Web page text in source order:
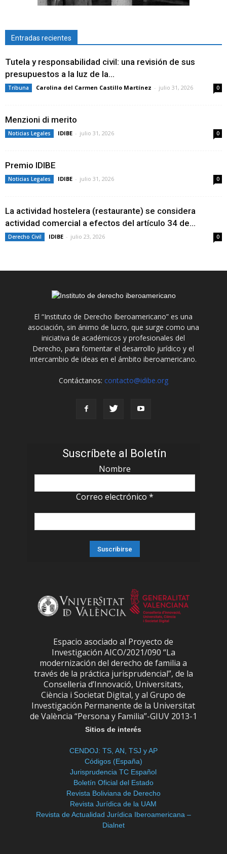
Entradas recientes
Tutela y responsabilidad civil: una revisión de sus
presupuestos a la luz de la...
Tribuna Carolina del Carmen Castillo Martínez - julio 31, 2026 0
Menzioni di merito
Noticias Legales IDIBE - julio 31, 2026 0
Premio IDIBE
Noticias Legales IDIBE - julio 31, 2026 0
La actividad hostelera (restaurante) se considera
actividad comercial a efectos del artículo 34 de...
Derecho Civil IDIBE - julio 23, 2026 0
El “Instituto de Derecho Iberoamericano” es una
asociación, sin ánimo de lucro, que surge como una
iniciativa de académicos y profesionales del
Derecho, para fomentar el desarrollo jurídico y el
intercambio de ideas en el ámbito iberoamericano.
Contáctanos: contacto@idibe.org
Suscríbete al Boletín
Nombre
Correo electrónico *
Espacio asociado al Proyecto de
Investigación AICO/2021/090 “La
modernización del derecho de familia a
través de la práctica jurisprudencial”, de la
Conselleria d’Innovació, Universitats,
Ciència i Societat Digital, y al Grupo de
Investigación Permanente de la Universitat
de València “Persona y Familia”-GIUV 2013-1
Sitios de interés
CENDOJ: TS, AN, TSJ y AP
Códigos (España)
Jurisprudencia TC Español
Boletín Oficial del Estado
Revista Boliviana de Derecho
Revista Jurídica de la UAM
Revista de Actualidad Jurídica Iberoamericana –
Dialnet